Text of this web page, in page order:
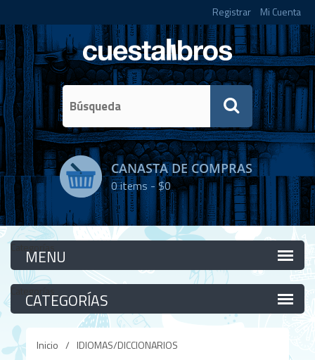
Registrar Mi Cuenta
CANASTA DE COMPRAS
0items -$0
Categorías
Categorías
Inicio / IDIOMAS/DICCIONARIOS